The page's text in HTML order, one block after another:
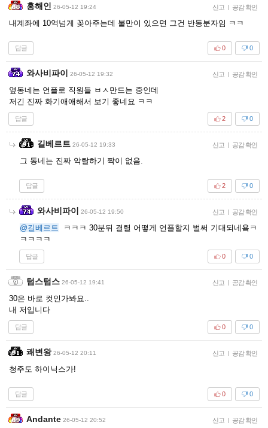
홍해인 26-05-12 19:24 신고 | 공감 확인
내계좌에 10억넘게 꽂아주는데 불만이 있으면 그건 반동분자임 ㅋㅋ
답글 0
0
와사비파이 26-05-12 19:32 신고 | 공감 확인
옆동네는 언플로 직원들 ㅂㅅ만드는 중인데
저긴 진짜 화기애애해서 보기 좋네요 ㅋㅋ
답글 0
2
길베르트 26-05-12 19:33 신고 | 공감 확인
그 동네는 진짜 악랄하기 짝이 없음.
답글 0
2
와사비파이 26-05-12 19:50 신고 | 공감 확인
@길베르트
ㅋㅋㅋ 30분뒤 결렬 어떻게 언플할지 벌써 기대되네욬ㅋ
ㅋㅋㅋㅋ
답글 0
0
텀스텀스 26-05-12 19:41 신고 | 공감 확인
30은 바로 컷인가봐요..
내 저입니다
답글 0
0
쾌변왕 26-05-12 20:11 신고 | 공감 확인
청주도 하이닉스가!
답글 0
0
Andante 26-05-12 20:52 신고 | 공감 확인